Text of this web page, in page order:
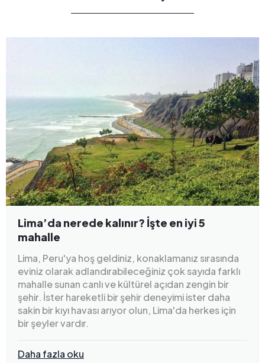
Lima’da nerede kalınır? İşte en iyi 5
mahalle
Lima, Peru'ya hoş geldiniz, konaklamanız sırasında
eviniz olarak adlandırabileceğiniz çok sayıda farklı
mahalle sunan canlı ve kültürel açıdan zengin bir
şehir. İster hareketli bir şehir deneyimi ister daha
sakin bir kıyı havası arıyor olun, Lima'da herkes için
bir şeyler vardır.
Daha fazla oku